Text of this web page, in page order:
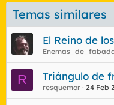
Temas similares
El Reino de
R Triángulo de
resquemor 24 Feb